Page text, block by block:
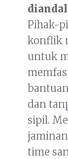
Pihak-
konflik
untuk
dan
sipil.
time